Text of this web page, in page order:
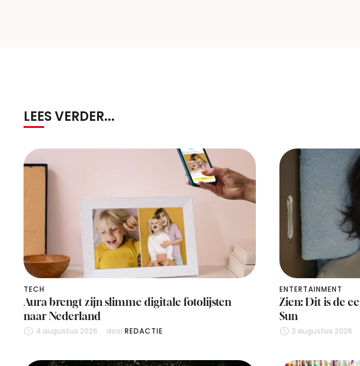
LEES VERDER...
TECH
Aura brengt zijn slimme digitale fotolijsten
naar Nederland
4 augustus 2026 door REDACTIE
ENTERTAINMENT
Zien: Dit is de
Sun
3 augustus 2026